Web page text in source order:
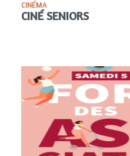
CINÉMA
CINÉ SENIORS